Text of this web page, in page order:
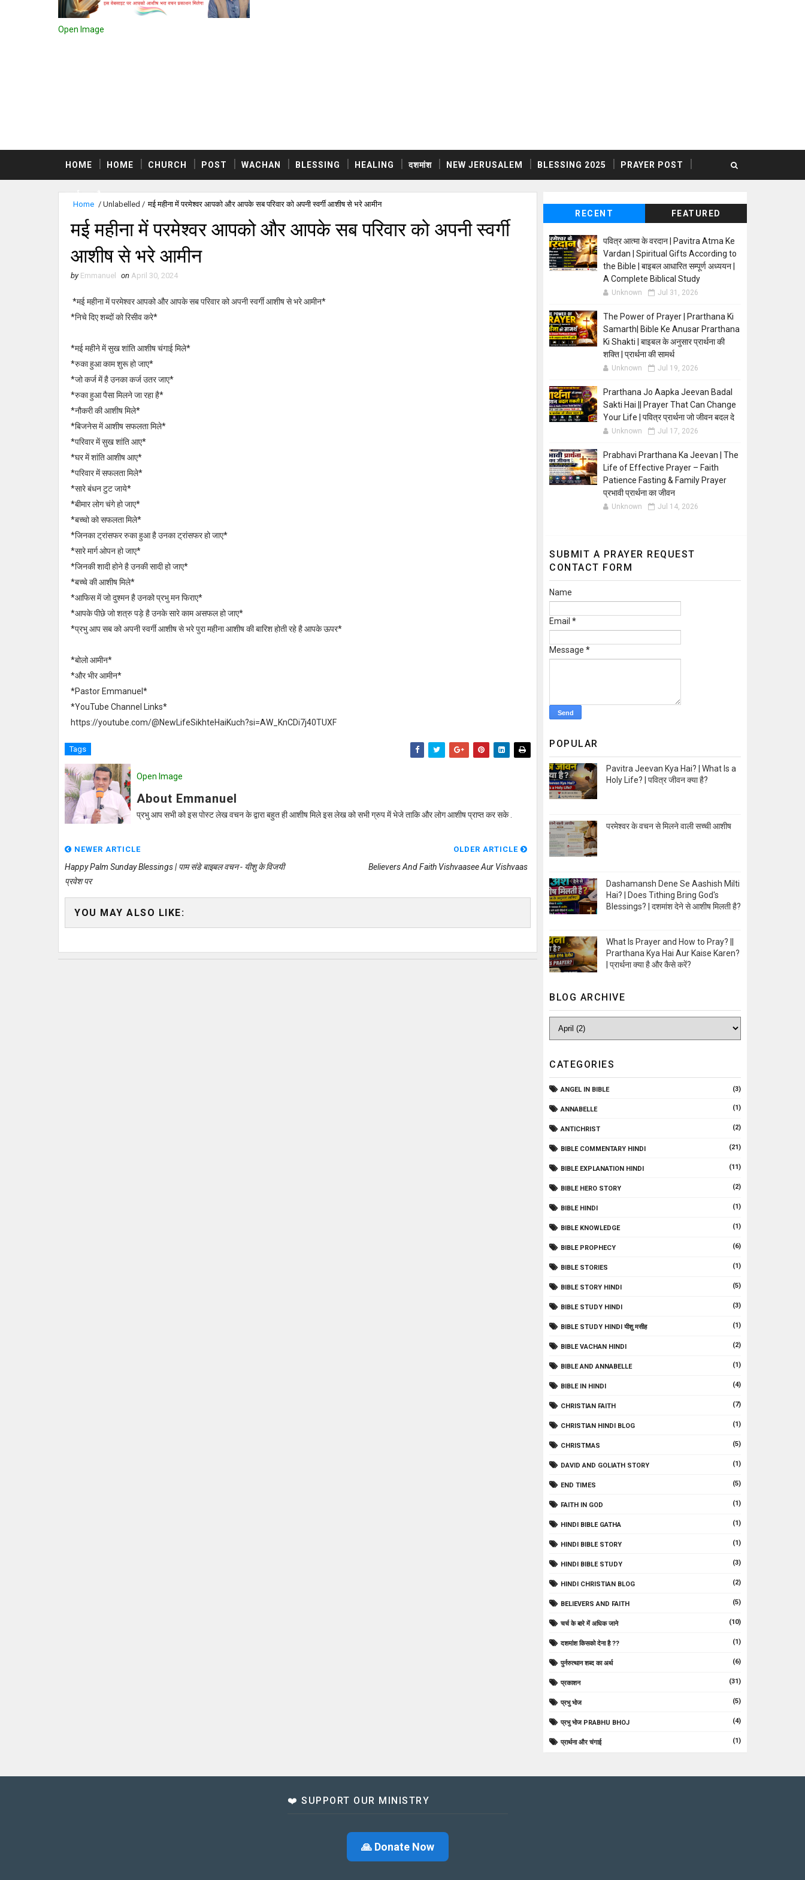
Open Image
HOME HOME CHURCH POST WACHAN BLESSING HEALING दशमांश NEW JERUSALEM BLESSING 2025 PRAYER POST
स्वर्ग क्या है
Home / Unlabelled / मई महीना में परमेश्वर आपको और आपके सब परिवार को अपनी स्वर्गी आशीष से भरे आमीन
मई महीना में परमेश्वर आपको और आपके सब परिवार को अपनी स्वर्गी
आशीष से भरे आमीन
by Emmanuel on April 30, 2024
*मई महीना में परमेश्वर आपको और आपके सब परिवार को अपनी स्वर्गी आशीष से भरे आमीन*
*निचे दिए शब्दों को रिसीव करे*
*मई महीने में सुख शांति आशीष चंगाई मिले*
*रुका हुआ काम शुरू हो जाए*
*जो कर्ज में है उनका कर्ज उतर जाए*
*रुका हुआ पैसा मिलने जा रहा है*
*नौकरी की आशीष मिले*
*बिजनेस में आशीष सफलता मिले*
*परिवार में सुख शांति आए*
*घर में शांति आशीष आए*
*परिवार में सफलता मिले*
*सारे बंधन टुट जाये*
*बीमार लोग चंगे हो जाए*
*बच्चो को सफलता मिले*
*जिनका ट्रांसफर रुका हुआ है उनका ट्रांसफर हो जाए*
*सारे मार्ग ओपन हो जाए*
*जिनकी शादी होने है उनकी सादी हो जाए*
*बच्चे की आशीष मिले*
*आफिस में जो दुश्मन है उनको प्रभु मन फिराए*
*आपके पीछे जो शत्रु पड़े है उनके सारे काम असफल हो जाए*
*प्रभु आप सब को अपनी स्वर्गी आशीष से भरे पुरा महीना आशीष की बारिश होती रहे है आपके ऊपर*
*बोलो आमीन*
*और भीर आमीन*
*Pastor Emmanuel*
*YouTube Channel Links*
https://youtube.com/@NewLifeSikhteHaiKuch?si=AW_KnCDi7j40TUXF
Tags
Open Image
About Emmanuel
प्रभु आप सभी को इस पोस्ट लेख वचन के द्वारा बहुत ही आशीष मिले इस लेख को सभी ग्रुप में भेजे ताकि और लोग आशीष प्राप्त कर सके .
NEWER ARTICLE
Happy Palm Sunday Blessings | पाम संडे बाइबल वचन - यीशु के विजयी
प्रवेश पर
OLDER ARTICLE
Believers And Faith Vishvaasee Aur Vishvaas
YOU MAY ALSO LIKE:
RECENT FEATURED
पवित्र आत्मा के वरदान | Pavitra Atma Ke
Vardan | Spiritual Gifts According to
the Bible | बाइबल आधारित सम्पूर्ण अध्ययन |
A Complete Biblical Study
Unknown Jul 31, 2026
The Power of Prayer | Prarthana Ki
Samarth| Bible Ke Anusar Prarthana
Ki Shakti | बाइबल के अनुसार प्रार्थना की
शक्ति | प्रार्थना की सामर्थ
Unknown Jul 19, 2026
Prarthana Jo Aapka Jeevan Badal
Sakti Hai || Prayer That Can Change
Your Life | पवित्र प्रार्थना जो जीवन बदल दे
Unknown Jul 17, 2026
Prabhavi Prarthana Ka Jeevan | The
Life of Effective Prayer – Faith
Patience Fasting & Family Prayer
प्रभावी प्रार्थना का जीवन
Unknown Jul 14, 2026
SUBMIT A PRAYER REQUEST
CONTACT FORM
Name
Email *
Message *
POPULAR
Pavitra Jeevan Kya Hai? | What Is a
Holy Life? | पवित्र जीवन क्या है?
परमेश्वर के वचन से मिलने वाली सच्ची आशीष
Dashamansh Dene Se Aashish Milti
Hai? | Does Tithing Bring God's
Blessings? | दशमांश देने से आशीष मिलती है?
What Is Prayer and How to Pray? ||
Prarthana Kya Hai Aur Kaise Karen?
| प्रार्थना क्या है और कैसे करें?
BLOG ARCHIVE
CATEGORIES
ANGEL IN BIBLE (3)
ANNABELLE (1)
ANTICHRIST (2)
BIBLE COMMENTARY HINDI (21)
BIBLE EXPLANATION HINDI (11)
BIBLE HERO STORY (2)
BIBLE HINDI (1)
BIBLE KNOWLEDGE (1)
BIBLE PROPHECY (6)
BIBLE STORIES (1)
BIBLE STORY HINDI (5)
BIBLE STUDY HINDI (3)
BIBLE STUDY HINDI यीशु मसीह (1)
BIBLE VACHAN HINDI (2)
BIBLE AND ANNABELLE (1)
BIBLE IN HINDI (4)
CHRISTIAN FAITH (7)
CHRISTIAN HINDI BLOG (1)
CHRISTMAS (5)
DAVID AND GOLIATH STORY (1)
END TIMES (5)
FAITH IN GOD (1)
HINDI BIBLE GATHA (1)
HINDI BIBLE STORY (1)
HINDI BIBLE STUDY (3)
HINDI CHRISTIAN BLOG (2)
BELIEVERS AND FAITH (5)
चर्च के बारे में अधिक जाने (10)
दशमांश किसको देना है ?? (1)
पुर्नरुत्थान शब्द का अर्थ (6)
प्रकाशन (31)
प्रभु भोज (5)
प्रभु भोज PRABHU BHOJ (4)
प्रार्थना और चंगाई (1)
❤️ SUPPORT OUR MINISTRY
🙏 Donate Now